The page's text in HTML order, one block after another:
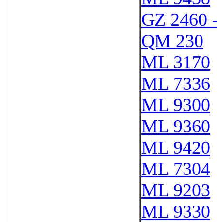
GZ 2460
QM 230
ML 3170
ML 7336
ML 9300
ML 9360
ML 9420
ML 7304
ML 9203
ML 9330